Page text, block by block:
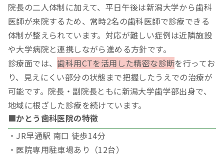
院長の二人体制に加えて、平日午後は新潟大学から歯科
医師が来院するため、常時2名の歯科医師で診療できる
体制が整えられています。対応が難しい症例は近隣施設
や大学病院と連携しながら進める方針です。
診療面では、 歯科用CTを活用した精密な診断を行ってお
り、見えにくい部分の状態まで把握したうえでの治療が
可能です。院長・副院長ともに新潟大学歯学部出身で、
地域に根ざした診療を続けています。
■かとう歯科医院の特徴
・JR早通駅 南口 徒歩14分
・医院専用駐車場あり（12台）